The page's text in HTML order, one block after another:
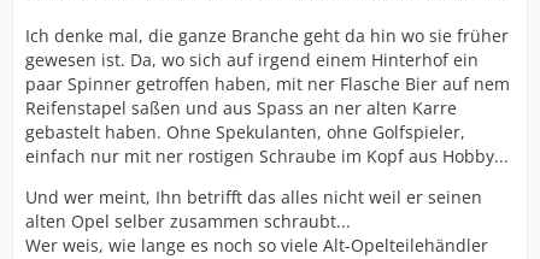
Ich denke mal, die ganze Branche geht da hin wo sie früher
gewesen ist. Da, wo sich auf irgend einem Hinterhof ein
paar Spinner getroffen haben, mit ner Flasche Bier auf nem
Reifenstapel saßen und aus Spass an ner alten Karre
gebastelt haben. Ohne Spekulanten, ohne Golfspieler,
einfach nur mit ner rostigen Schraube im Kopf aus Hobby...
Und wer meint, Ihn betrifft das alles nicht weil er seinen
alten Opel selber zusammen schraubt...
Wer weis, wie lange es noch so viele Alt-Opelteilehändler